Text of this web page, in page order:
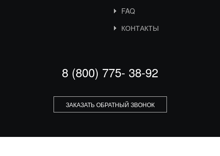
FAQ
КОНТАКТЫ
8 (800) 775- 38-92
ЗАКАЗАТЬ ОБРАТНЫЙ ЗВОНОК